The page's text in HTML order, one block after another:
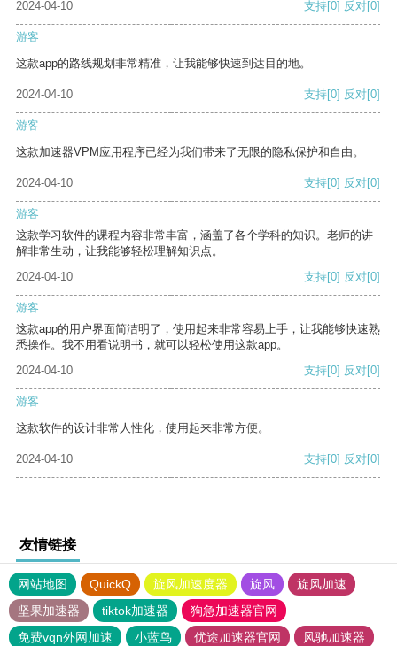
2024-04-10 支持[0] 反对[0]
游客
这款app的路线规划非常精准，让我能够快速到达目的地。
2024-04-10 支持[0] 反对[0]
游客
这款加速器VPM应用程序已经为我们带来了无限的隐私保护和自由。
2024-04-10 支持[0] 反对[0]
游客
这款学习软件的课程内容非常丰富，涵盖了各个学科的知识。老师的讲
解非常生动，让我能够轻松理解知识点。
2024-04-10
支持[0] 反对[0]
游客
这款app的用户界面简洁明了，使用起来非常容易上手，让我能够快速熟
悉操作。我不用看说明书，就可以轻松使用这款app。
2024-04-10
支持[0] 反对[0]
游客
这款软件的设计非常人性化，使用起来非常方便。
2024-04-10 支持[0] 反对[0]
友情链接
网站地图 QuickQ 旋风加速度器 旋风
旋风加速
坚果加速器
tiktok加速器
狗急加速器官网
免费vqn外网加速
小蓝鸟 优途加速器官网
风驰加速器